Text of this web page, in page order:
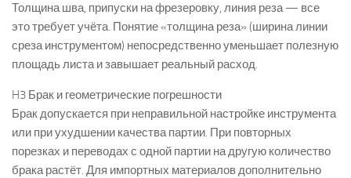
Толщина шва, припуски на фрезеровку, линия реза — все
это требует учёта. Понятие «толщина реза» (ширина линии
среза инструментом) непосредственно уменьшает полезную
площадь листа и завышает реальный расход.
H3 Брак и геометрические погрешности
Брак допускается при неправильной настройке инструмента
или при ухудшении качества партии. При повторных
порезках и переводах с одной партии на другую количество
брака растёт. Для импортных материалов дополнительно